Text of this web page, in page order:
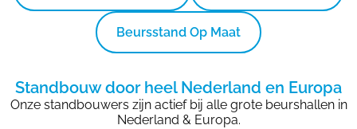
Beursstand Op Maat
Standbouw door heel Nederland en Europa
Onze standbouwers zijn actief bij alle grote beurshallen in
Nederland & Europa.